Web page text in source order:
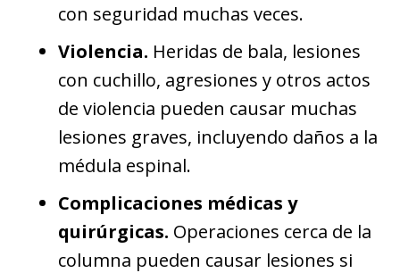
con seguridad muchas veces.
Violencia. Heridas de bala, lesiones
con cuchillo, agresiones y otros actos
de violencia pueden causar muchas
lesiones graves, incluyendo daños a la
médula espinal.
Complicaciones médicas y
quirúrgicas. Operaciones cerca de la
columna pueden causar lesiones si